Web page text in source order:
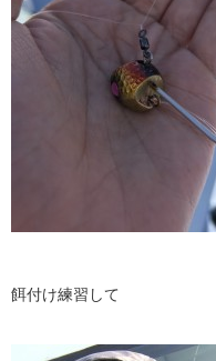
餌付け練習して